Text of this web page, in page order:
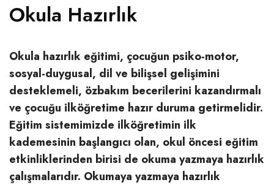
Okula Hazırlık
Okula hazırlık eğitimi, çocuğun psiko-motor,
sosyal-duygusal, dil ve bilişsel gelişimini
desteklemeli, özbakım becerilerini kazandırmalı
ve çocuğu ilköğretime hazır duruma getirmelidir.
Eğitim sistemimizde ilköğretimin ilk
kademesinin başlangıcı olan, okul öncesi eğitim
etkinliklerinden birisi de okuma yazmaya hazırlık
çalışmalarıdır. Okumaya yazmaya hazırlık